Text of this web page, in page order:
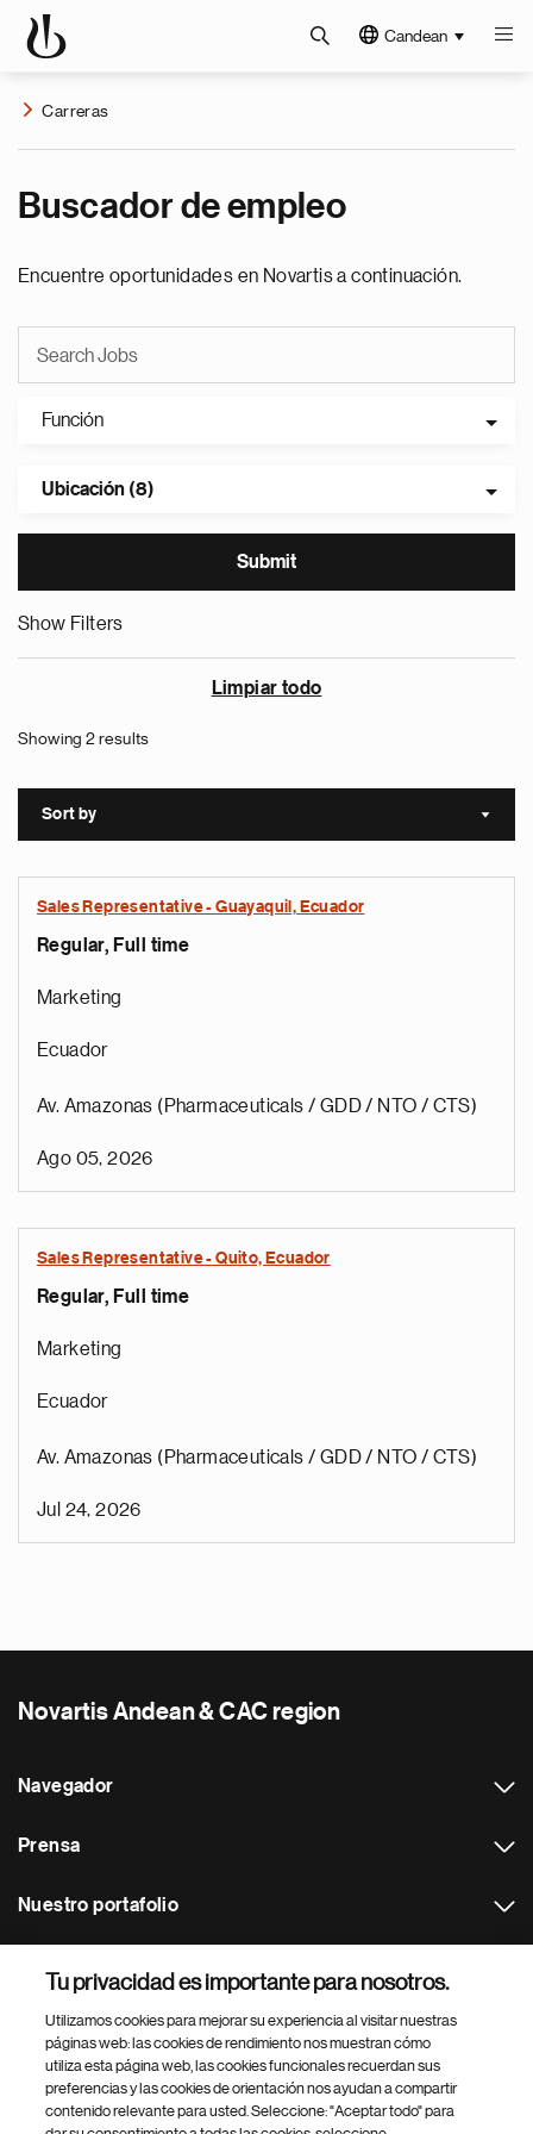
Candean
Carreras
Buscador de empleo
Encuentre oportunidades en Novartis a continuación.
Función
Ubicación (8)
Show Filters
Limpiar todo
Showing 2 results
Sort by Sort
Sales Representative - Guayaquil, Ecuador
Regular, Full time
Marketing
Ecuador
Av. Amazonas (Pharmaceuticals / GDD / NTO / CTS)
Ago 05, 2026
Sales Representative - Quito, Ecuador
Regular, Full time
Marketing
Ecuador
Av. Amazonas (Pharmaceuticals / GDD / NTO / CTS)
Jul 24, 2026
Novartis Andean & CAC region
Navegador
Prensa
Nuestro portafolio
Footer Site Search
Tu privacidad es importante para nosotros.
Utilizamos cookies para mejorar su experiencia al visitar nuestras
páginas web: las cookies de rendimiento nos muestran cómo
utiliza esta página web, las cookies funcionales recuerdan sus
preferencias y las cookies de orientación nos ayudan a compartir
contenido relevante para usted. Seleccione: "Aceptar todo" para